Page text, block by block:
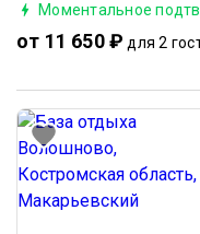
Моментальное
от 11 650 ₽ для 2